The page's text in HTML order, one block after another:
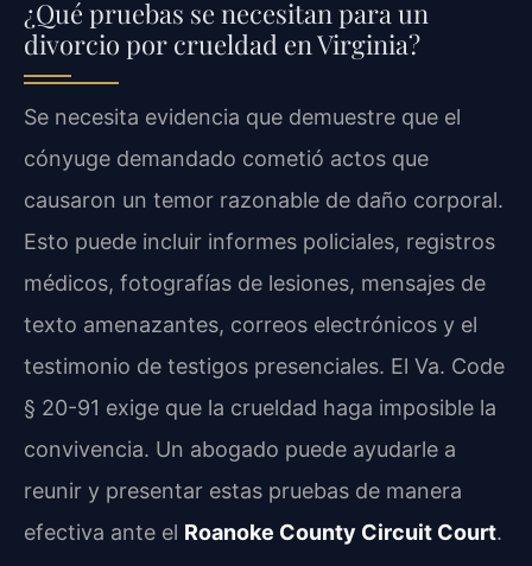
¿Qué pruebas se necesitan para un
divorcio por crueldad en Virginia?
Se necesita evidencia que demuestre que el
cónyuge demandado cometió actos que
causaron un temor razonable de daño corporal.
Esto puede incluir informes policiales, registros
médicos, fotografías de lesiones, mensajes de
texto amenazantes, correos electrónicos y el
testimonio de testigos presenciales. El Va. Code
§ 20-91 exige que la crueldad haga imposible la
convivencia. Un abogado puede ayudarle a
reunir y presentar estas pruebas de manera
efectiva ante el Roanoke County Circuit Court.